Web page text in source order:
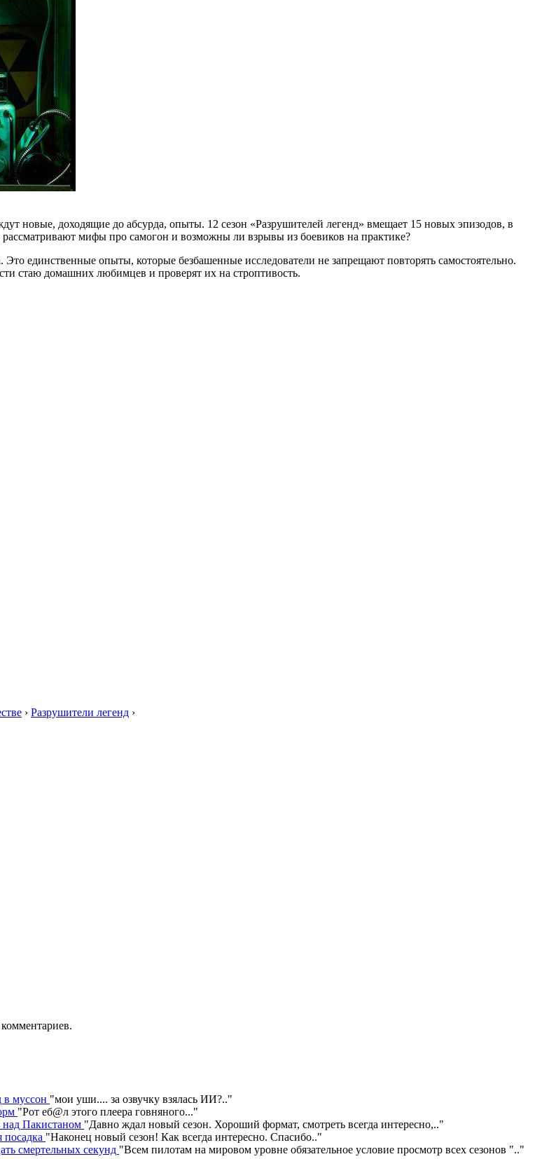
новые, доходящие до абсурда, опыты. 12 сезон «Разрушителей легенд» вмещает 15 новых эпизодов, в
мифы про самогон и возможны ли взрывы из боевиков на практике?
единственные опыты, которые безбашенные исследователи не запрещают повторять самостоятельно.
стаю домашних любимцев и проверят их на строптивость.
› Разрушители легенд ›
в муссон "мои уши.... за озвучку взялась ИИ?.."
"Рот еб@л этого плеера говняного..."
над Пакистаном "Давно ждал новый сезон. Хороший формат, смотреть всегда интересно,.."
посадка "Наконец новый сезон! Как всегда интересно. Спасибо.."
смертельных секунд "Всем пилотам на мировом уровне обязательное условие просмотр всех сезонов ".."